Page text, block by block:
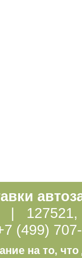
| 127521,
(499)
на то,